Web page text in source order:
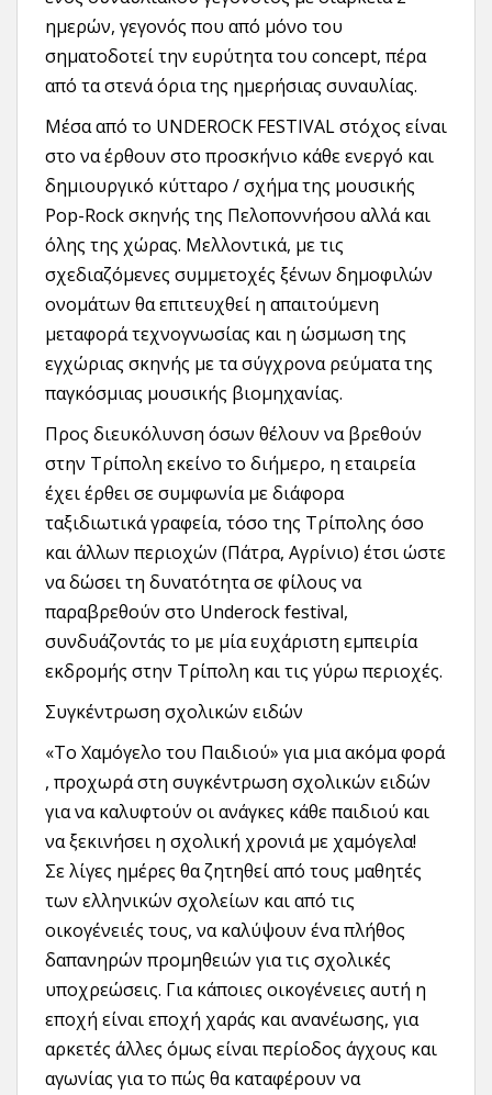
ημερών, γεγονός που από μόνο του
σηματοδοτεί την ευρύτητα του concept, πέρα
από τα στενά όρια της ημερήσιας συναυλίας.
Μέσα από το UNDEROCK FESTIVAL στόχος είναι
στο να έρθουν στο προσκήνιο κάθε ενεργό και
δημιουργικό κύτταρο / σχήμα της μουσικής
Pop-Rock σκηνής της Πελοποννήσου αλλά και
όλης της χώρας. Μελλοντικά, με τις
σχεδιαζόμενες συμμετοχές ξένων δημοφιλών
ονομάτων θα επιτευχθεί η απαιτούμενη
μεταφορά τεχνογνωσίας και η ώσμωση της
εγχώριας σκηνής με τα σύγχρονα ρεύματα της
παγκόσμιας μουσικής βιομηχανίας.
Προς διευκόλυνση όσων θέλουν να βρεθούν
στην Τρίπολη εκείνο το διήμερο, η εταιρεία
έχει έρθει σε συμφωνία με διάφορα
ταξιδιωτικά γραφεία, τόσο της Τρίπολης όσο
και άλλων περιοχών (Πάτρα, Αγρίνιο) έτσι ώστε
να δώσει τη δυνατότητα σε φίλους να
παραβρεθούν στο Underock festival,
συνδυάζοντάς το με μία ευχάριστη εμπειρία
εκδρομής στην Τρίπολη και τις γύρω περιοχές.
Συγκέντρωση σχολικών ειδών
«Το Χαμόγελο του Παιδιού» για μια ακόμα φορά
, προχωρά στη συγκέντρωση σχολικών ειδών
για να καλυφτούν οι ανάγκες κάθε παιδιού και
να ξεκινήσει η σχολική χρονιά με χαμόγελα!
Σε λίγες ημέρες θα ζητηθεί από τους μαθητές
των ελληνικών σχολείων και από τις
οικογένειές τους, να καλύψουν ένα πλήθος
δαπανηρών προμηθειών για τις σχολικές
υποχρεώσεις. Για κάποιες οικογένειες αυτή η
εποχή είναι εποχή χαράς και ανανέωσης, για
αρκετές άλλες όμως είναι περίοδος άγχους και
αγωνίας για το πώς θα καταφέρουν να